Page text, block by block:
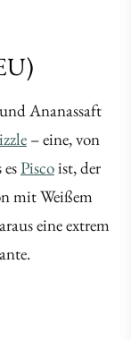
Ananassaft
– eine, von
Piscoist, der
mit Weißem
eine extrem